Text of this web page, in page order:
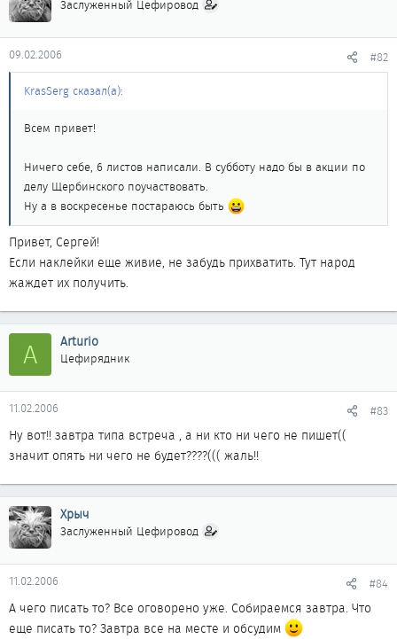
Заслуженный Цефировод
09.02.2006 #82
KrasSerg сказал(а):
Всем привет!
Ничего себе, 6 листов написали. В субботу надо бы в акции по
делу Щербинского поучаствовать.
Ну а в воскресенье постараюсь быть
Привет, Сергей!
Если наклейки еще живие, не забудь прихватить. Тут народ
жаждет их получить.
A Arturio
Цефирядник
11.02.2006 #83
Ну вот!! завтра типа встреча , а ни кто ни чего не пишет((
значит опять ни чего не будет????((( жаль!!
Хрыч
Заслуженный Цефировод
11.02.2006 #84
А чего писать то? Все оговорено уже. Собираемся завтра. Что
еще писать то? Завтра все на месте и обсудим